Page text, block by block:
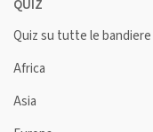
QUIZ
Quiz su tutte le bandiere
Africa
Asia